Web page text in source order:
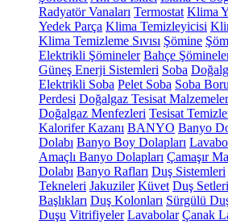
Radyatör Vanaları Termostat Klima
Yedek Parça Klima Temizleyicisi
Klima Temizleme Sıvısı Şömine
Elektrikli Şömineler Bahçe
Güneş Enerji Sistemleri Soba
Elektrikli Soba Pelet Soba Soba
Perdesi Doğalgaz Tesisat
Doğalgaz Menfezleri Tesisat
Kalorifer Kazanı BANYO Banyo
Dolabı Banyo Boy Dolapları
Amaçlı Banyo Dolapları Çamaşır
Dolabı Banyo Rafları Duş Sistemleri
Tekneleri Jakuziler Küvet Duş Setleri
Başlıkları Duş Kolonları Sürgülü
Duşu Vitrifiyeler Lavabolar Çanak